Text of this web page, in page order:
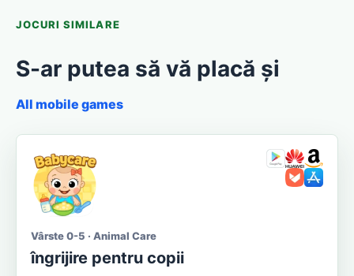
JOCURI SIMILARE
S-ar putea să vă placă și
All mobile games
Vârste 0-5 · Animal Care
îngrijire pentru copii